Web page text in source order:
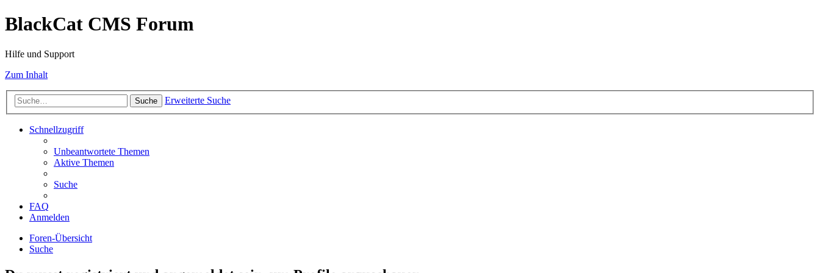
BlackCat CMS Forum
Hilfe und Support
Zum Inhalt
Suche Erweiterte Suche
Schnellzugriff
Unbeantwortete Themen
Aktive Themen
Suche
FAQ
Anmelden
Foren-Übersicht
Suche